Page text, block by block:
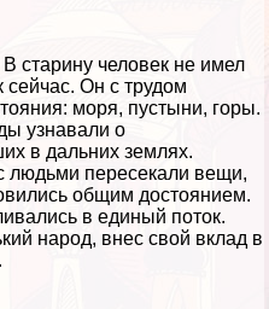
В старину человек не имел
сейчас. Он с трудом
моря, пустыни, горы.
узнавали о
в дальних землях.
людьми пересекали вещи,
общим достоянием.
в единый поток.
народ, внес свой вклад в